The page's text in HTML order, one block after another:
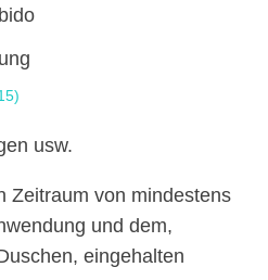
usw.
Zeitraum von mindestens
und dem,
eingehalten